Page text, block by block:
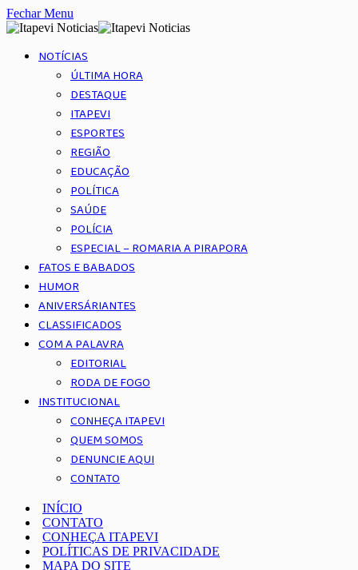
Fechar Menu
NOTÍCIAS
ÚLTIMA HORA
DESTAQUE
ITAPEVI
ESPORTES
REGIÃO
EDUCAÇÃO
POLÍTICA
SAÚDE
POLÍCIA
ESPECIAL – ROMARIA A PIRAPORA
FATOS E BABADOS
HUMOR
ANIVERSÁRIANTES
CLASSIFICADOS
COM A PALAVRA
EDITORIAL
RODA DE FOGO
INSTITUCIONAL
CONHEÇA ITAPEVI
QUEM SOMOS
DENUNCIE AQUI
CONTATO
INÍCIO
CONTATO
CONHEÇA ITAPEVI
POLÍTICAS DE PRIVACIDADE
MAPA DO SITE